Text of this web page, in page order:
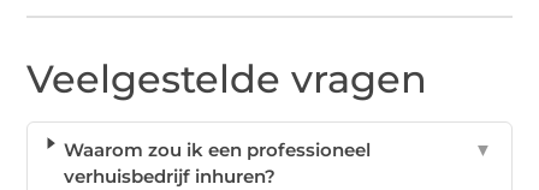
Veelgestelde vragen
Waarom zou ik een professioneel
verhuisbedrijf inhuren?
▼